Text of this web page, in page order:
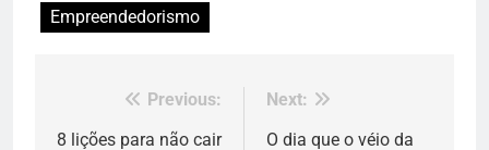
Empreendedorismo
Navegação
Previous:
8 lições para não cair
Next:
O dia que o véio da